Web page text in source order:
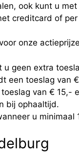
ook kunt u
creditcard of
onze
geen extra
een toeslag van
van € 15,-
bij ophaaltijd.
u